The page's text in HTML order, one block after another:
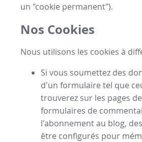
un "cookie permanent").
Nos Cookies
Nous utilisons les cookies à
Si vous soumettez des
d'un formulaire tel que
trouverez sur les pages
formulaires de
l'abonnement au blog,
être configurés pour